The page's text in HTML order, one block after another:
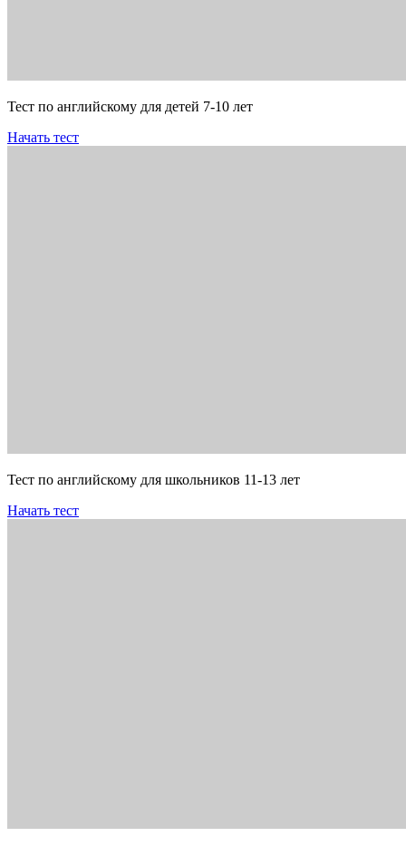
Тест по английскому для детей 7-10 лет
Начать тест
Тест по английскому для школьников 11-13 лет
Начать тест